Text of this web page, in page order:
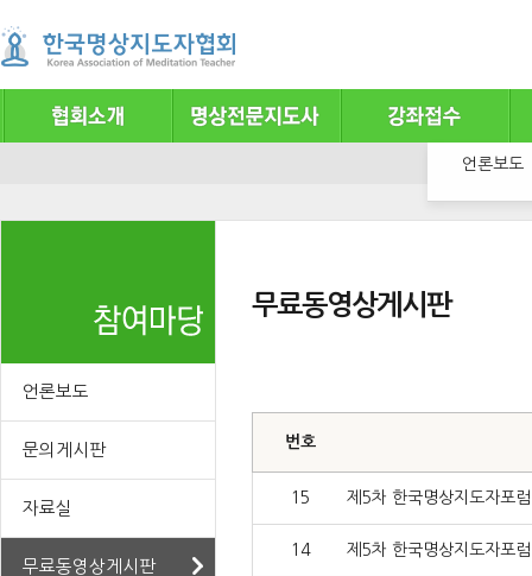
언론보도
언론보도
문의게시판
자료실
무료동영상게시판
무료동영상게시판
번호
15 제5차 한국명상지도자포
14 제5차 한국명상지도자포